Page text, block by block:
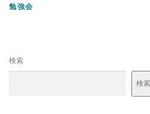
勉強会
検索
検索